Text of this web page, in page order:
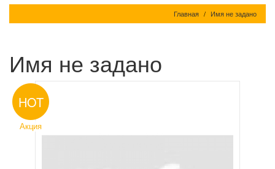
Главная Имя не задано
Имя не задано
HOT
Акция